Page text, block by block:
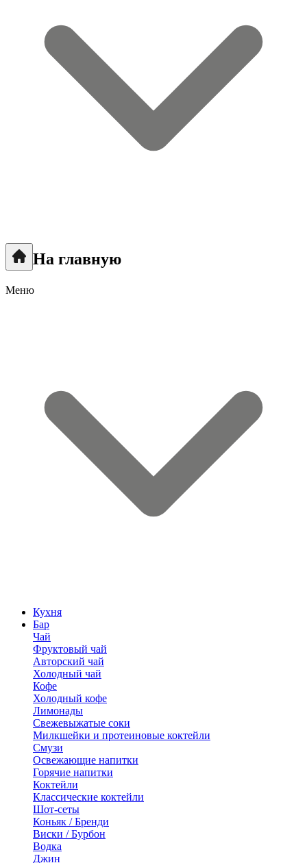
На главную
Меню
Кухня
Бар
Чай
Фруктовый чай
Авторский чай
Холодный чай
Кофе
Холодный кофе
Лимонады
Свежевыжатые соки
Милкшейки и протеиновые коктейли
Смузи
Освежающие напитки
Горячие напитки
Коктейли
Классические коктейли
Шот-сеты
Коньяк / Бренди
Виски / Бурбон
Водка
Джин